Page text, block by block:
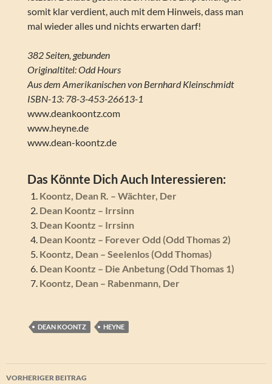
somit klar verdient, auch mit dem Hinweis, dass man
mal wieder alles und nichts erwarten darf!
382 Seiten, gebunden
Originaltitel: Odd Hours
Aus dem Amerikanischen von Bernhard Kleinschmidt
ISBN-13: 78-3-453-26613-1
www.deankoontz.com
www.heyne.de
www.dean-koontz.de
Das Könnte Dich Auch Interessieren:
Koontz, Dean R. – Wächter, Der
Dean Koontz – Irrsinn
Dean Koontz – Irrsinn
Dean Koontz – Forever Odd (Odd Thomas 2)
Koontz, Dean – Seelenlos (Odd Thomas)
Dean Koontz – Die Anbetung (Odd Thomas 1)
Koontz, Dean – Rabenmann, Der
DEAN KOONTZ HEYNE
Beitragsnavigation
VORHERIGER BEITRAG